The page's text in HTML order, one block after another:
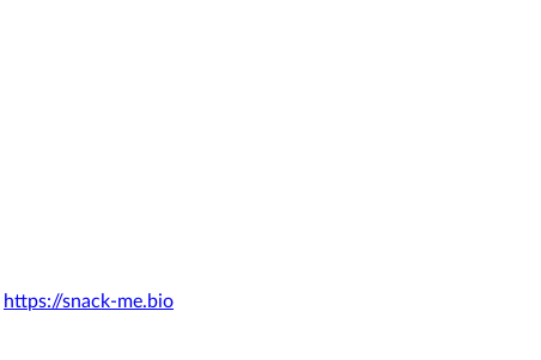
https://snack-me.bio